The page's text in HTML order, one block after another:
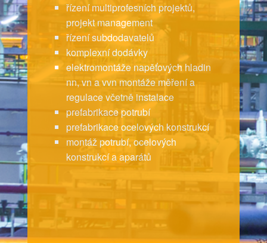
řízení multiprofesních projektů,
projekt management
řízení subdodavatelů
komplexní dodávky
elektromontáže napěťových hladin
nn, vn a vvn montáže měření a
regulace včetně instalace
prefabrikace potrubí
prefabrikace ocelových konstrukcí
montáž potrubí, ocelových
konstrukcí a aparátů